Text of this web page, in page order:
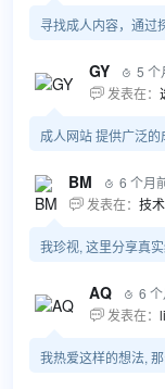
寻找成人内容，通过
GY  5 个
 发表在：
成人网站 提供广泛
BM  6 个月
 发表在： 技术教程系列：最新
我珍视, 这里分享真
AQ  6
 发表在：
我热爱这样的想法,